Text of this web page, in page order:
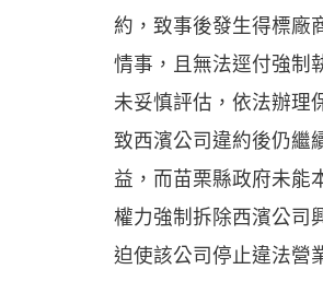
約，致事後發生得標廠
情事，且無法逕付強制
未妥慎評估，依法辦理
致西濱公司違約後仍繼
益，而苗栗縣政府未能
權力強制拆除西濱公司
迫使該公司停止違法營